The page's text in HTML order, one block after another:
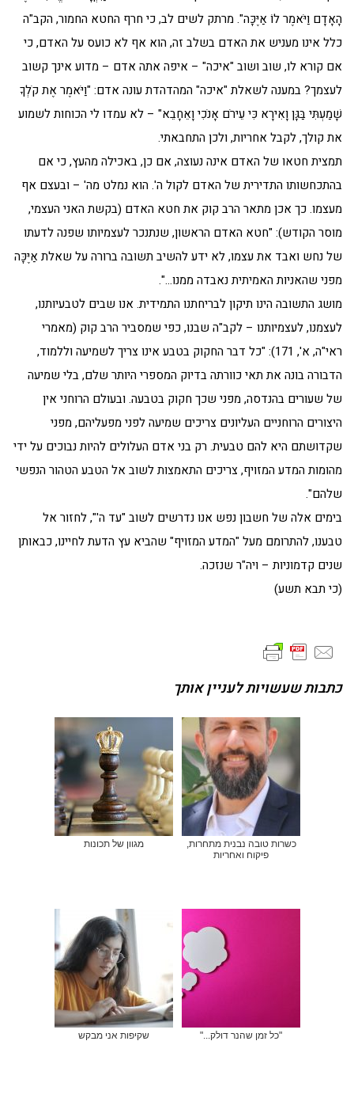
הָאָדָם וַיֹּאמֶר לוֹ אַיֶּכָּה". מרתק לשים לב, כי חרף החטא החמור, הקב"ה
כלל אינו מעניש את האדם בשלב זה, הוא אף לא כועס על האדם, כי
אם קורא לו, שוב ושוב "איכה" – איפה אתה אדם – מדוע אינך קשוב
לעצמך? במענה לשאלת "איכה" המהדהדת עונה אדם: "וַיֹּאמֶר אֶת קֹלְךָ
שָׁמַעְתִּי בַּגָּן וָאִירָא כִּי עֵירֹם אָנֹכִי וָאֵחָבֵא" – לא עמדו לי הכוחות לשמוע
את קולך, לקבל אחריות, ולכן התחבאתי.
תמצית חטאו של האדם אינה נעוצה, אם כן, באכילה מהעץ, כי אם
בהתכחשותו התדירית של האדם לקול ה'. הוא נמלט מה' – ובעצם אף
מעצמו. כך אכן מתאר הרב קוק את חטא האדם (בקשת האני העצמי,
מוסר הקודש): "חטא האדם הראשון, שנתנכר לעצמיותו שפנה לדעתו
של נחש ואבד את עצמו, לא ידע להשיב תשובה ברורה על שאלת אַיֶּכָּה
מפני שהאניות האמיתית נאבדה ממנו…".
מושג התשובה הינו תיקון לבריחתנו התמידית. אנו שבים לטבעיותנו,
לעצמנו, לעצמיותנו – לקב"ה שבנו, כפי שמסביר הרב קוק (מאמרי
ראי"ה, א', 171): "כל דבר החקוק בטבע אינו צריך לשמיעה וללמוד,
הדבורה בונה את תאי כוורתה בדיוק המספרי היותר שלם, בלי שמיעה
של שעורים בהנדסה, מפני שכך חקוק בטבעה. ובעולם הרוחני אין
היצורים הרוחניים העליונים צריכים שמיעה לפני מפעליהם, מפני
שקדושתם היא להם טבעית. רק בני אדם העלולים להיות נבוכים על ידי
מהומות המדע המזויף, צריכים התאמצות לשוב אל הטבע הטהור הנפשי
שלהם".
בימים אלה של חשבון נפש אנו נדרשים לשוב "עד ה'", לחזור אל
טבענו, להתרומם מעל "המדע המזויף" שהביא עץ הדעת לחיינו, כבאותן
שנים קדמוניות – ויה"ר שנזכה.
(כי תבא תשע)
כתבות שעשויות לעניין אותך
כשרות טובה נבנית מתחרות,
פיקוח ואחריות
מגוון של תכונות
"כל זמן שהנר דולק..." שקיפות אני מבקש